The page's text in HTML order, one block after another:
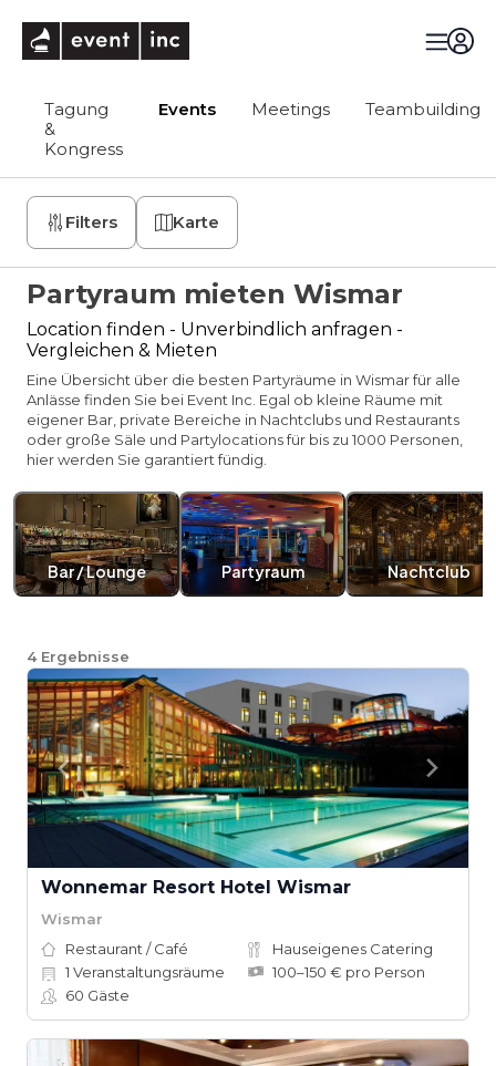
Tagung
&
Kongress
Events Meetings Teambuilding
Filters Karte
Partyraum mieten Wismar
Location finden - Unverbindlich anfragen -
Vergleichen & Mieten
Eine Übersicht über die besten Partyräume in Wismar für alle
Anlässe finden Sie bei Event Inc. Egal ob kleine Räume mit
eigener Bar, private Bereiche in Nachtclubs und Restaurants
oder große Säle und Partylocations für bis zu 1000 Personen,
hier werden Sie garantiert fündig.
Bar / Lounge Partyraum Nachtclub
4 Ergebnisse
Wonnemar Resort Hotel Wismar
Wismar
Restaurant / Café
Hauseigenes Catering
1 Veranstaltungsräume
100–150 € pro Person
60 Gäste